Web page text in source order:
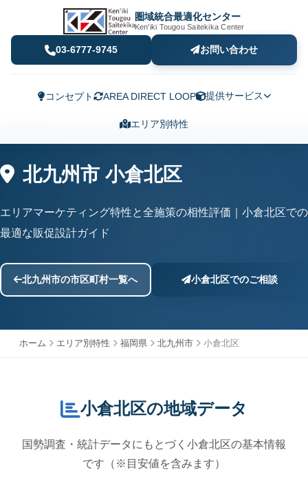
圏域統合最適化センター
Ken'iki Tougou Saitekika Center
03-6777-9745 お問い合わせ
コンセプト AREA DIRECT LOOP 提供サービス
エリア別特性
北九州市 小倉北区
エリアマーケティング特性と全施策の相性評価｜小倉北区での
最適な販促設計ガイド
北九州市の市区町村一覧へ 小倉北区でのご相談
ホーム エリア別特性 福岡県 北九州市 小倉北区
小倉北区の地域データ
国勢調査・統計データにもとづく小倉北区の基本情報
です（※目安値を含みます）